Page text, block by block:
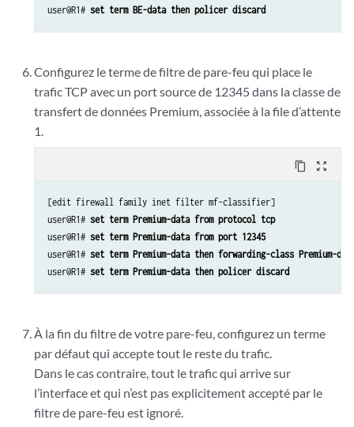
user@R1# set term BE-data then policer discard
Configurez le terme de filtre de pare-feu qui place le
trafic TCP avec un port source de 12345 dans la classe de
transfert de données Premium, associée à la file d’attente
1.
content_copy zoom_out_map
[edit firewall family inet filter mf-classifier]
user@R1# set term Premium-data from protocol tcp
user@R1# set term Premium-data from port 12345
user@R1# set term Premium-data then forwarding-class Premium-
user@R1# set term Premium-data then policer discard
À la fin du filtre de votre pare-feu, configurez un terme
par défaut qui accepte tout le reste du trafic.
Dans le cas contraire, tout le trafic qui arrive sur
l’interface et qui n’est pas explicitement accepté par le
filtre de pare-feu est ignoré.